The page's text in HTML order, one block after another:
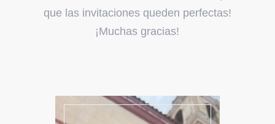
que las invitaciones queden perfectas!
¡Muchas gracias!